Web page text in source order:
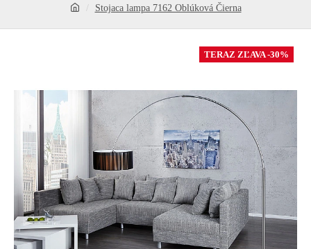
Stojaca lampa 7162 Oblúková Čierna
TERAZ ZĽAVA -30%